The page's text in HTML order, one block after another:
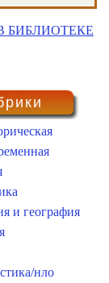
БИБЛИОТЕКЕ
и география
нло